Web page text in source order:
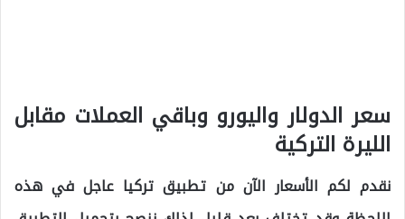
سعر الدولار واليورو وباقي العملات مقابل
الليرة التركية
نقدم لكم الأسعار الآن من تطبيق تركيا عاجل في هذه